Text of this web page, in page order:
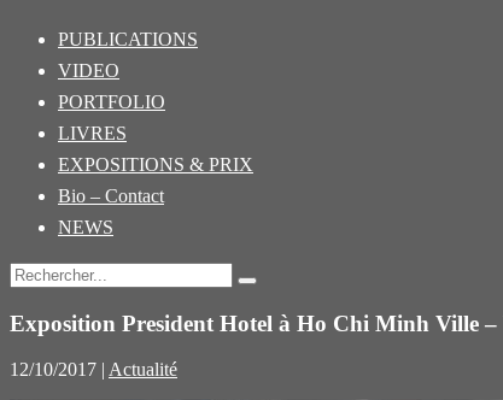
PUBLICATIONS
VIDEO
PORTFOLIO
LIVRES
EXPOSITIONS & PRIX
Bio – Contact
NEWS
Exposition President Hotel à Ho Chi Minh Ville –
12/10/2017 | Actualité